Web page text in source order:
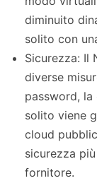
diminuito
solito con
Sicurezza: Il
diverse
password,
solito viene
cloud
sicurezza
fornitore.